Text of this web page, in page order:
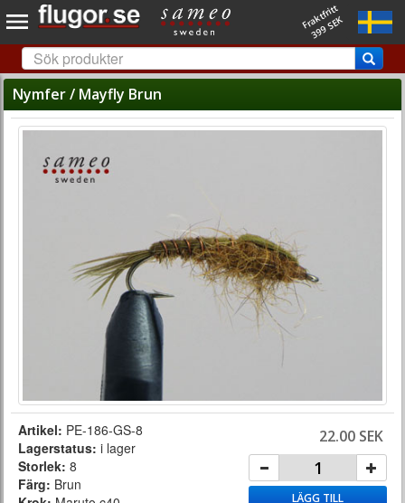
Fraktfritt
399 SEK
Nymfer / Mayfly Brun
Artikel: PE-186-GS-8
Lagerstatus: i lager
Storlek: 8
Färg: Brun
22.00 SEK
LÄGG TILL